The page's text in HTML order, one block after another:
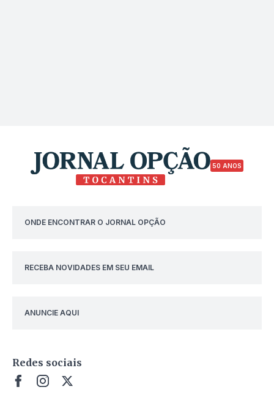
50 ANOS
ONDE ENCONTRAR O JORNAL OPÇÃO
RECEBA NOVIDADES EM SEU EMAIL
ANUNCIE AQUI
Redes sociais